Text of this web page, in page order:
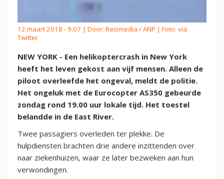
12 maart 2018 - 9:07 | Door: Reismedia / ANP | Foto: via
Twitter
NEW YORK - Een helikoptercrash in New York
heeft het leven gekost aan vijf mensen. Alleen de
piloot overleefde het ongeval, meldt de politie.
Het ongeluk met de Eurocopter AS350 gebeurde
zondag rond 19.00 uur lokale tijd. Het toestel
belandde in de East River.
Twee passagiers overleden ter plekke. De
hulpdiensten brachten drie andere inzittenden over
naar ziekenhuizen, waar ze later bezweken aan hun
verwondingen.